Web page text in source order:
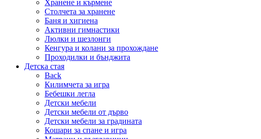
Хранене и кърмене
Столчета за хранене
Баня и хигиена
Активни гимнастики
Люлки и шезлонги
Кенгура и колани за прохождане
Проходилки и бънджита
Детска стая
Back
Килимчета за игра
Бебешки легла
Детски мебели
Детски мебели от дърво
Детски мебели за градината
Кошари за спане и игра